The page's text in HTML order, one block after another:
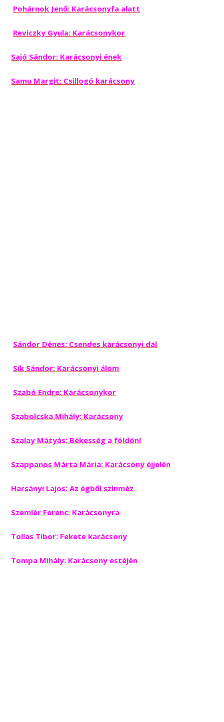
Pohárnok Jenő: Karácsonyfa alatt
Reviczky Gyula: Karácsonykor
Sajó Sándor: Karácsonyi ének
Samu Margit: Csillogó karácsony
Sándor Dénes: Csendes karácsonyi dal
Sík Sándor: Karácsonyi álom
Szabó Endre: Karácsonykor
Szabolcska Mihály: Karácsony
Szalay Mátyás: Békesség a földön!
Szappanos Márta Mária: Karácsony éjjelén
Harsányi Lajos: Az égből színméz
Szemlér Ferenc: Karácsonyra
Tollas Tibor: Fekete karácsony
Tompa Mihály: Karácsony estéjén